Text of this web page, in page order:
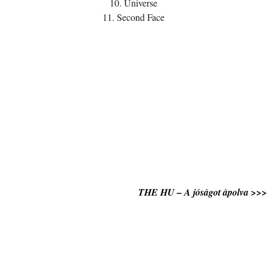
10. Universe
11. Second Face
THE HU – A jóságot ápolva >>>